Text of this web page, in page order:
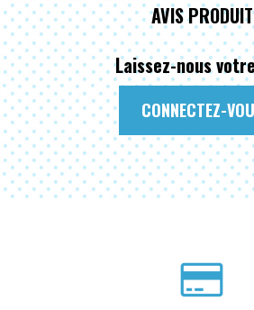
AVIS PRODUIT
Laissez-nous
CONNECTEZ-